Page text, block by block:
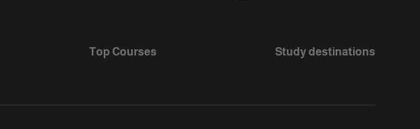
Study destinations
Top Courses